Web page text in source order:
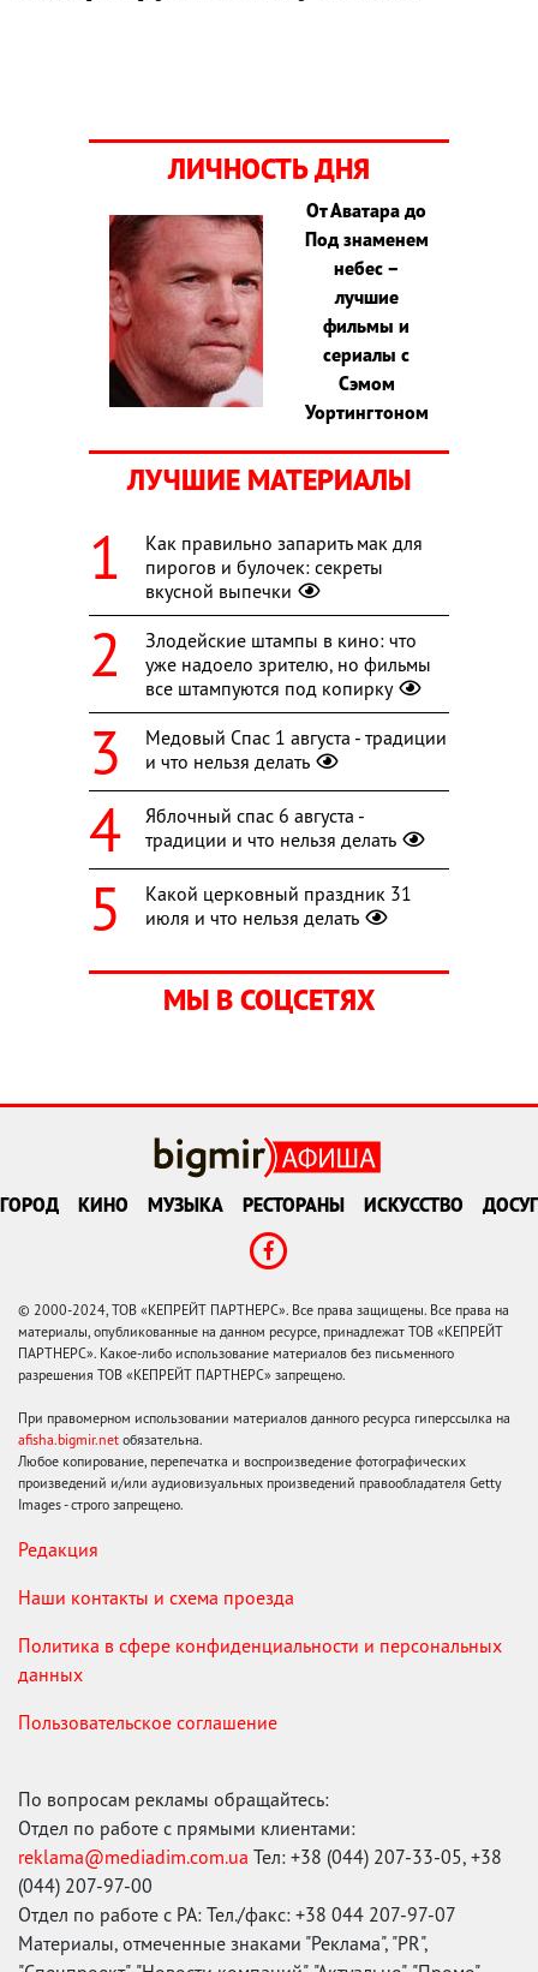
ЛИЧНОСТЬ ДНЯ
От Аватара до
Под знаменем
небес –
лучшие
фильмы и
сериалы с
Сэмом
Уортингтоном
ЛУЧШИЕ МАТЕРИАЛЫ
Как правильно запарить мак для
пирогов и булочек: секреты
вкусной выпечки
Злодейские штампы в кино: что
уже надоело зрителю, но фильмы
все штампуются под копирку
Медовый Спас 1 августа - традиции
и что нельзя делать
Яблочный спас 6 августа -
традиции и что нельзя делать
Какой церковный праздник 31
июля и что нельзя делать
МЫ В СОЦСЕТЯХ
ГОРОД КИНО МУЗЫКА РЕСТОРАНЫ ИСКУССТВО ДОСУГ
© 2000-2024, ТОВ «КЕПРЕЙТ ПАРТНЕРС». Все права защищены. Все права на
материалы, опубликованные на данном ресурсе, принадлежат ТОВ «КЕПРЕЙТ
ПАРТНЕРС». Какое-либо использование материалов без письменного
разрешения ТОВ «КЕПРЕЙТ ПАРТНЕРС» запрещено.
При правомерном использовании материалов данного ресурса гиперссылка на
afisha.bigmir.net обязательна.
Любое копирование, перепечатка и воспроизведение фотографических
произведений и/или аудиовизуальных произведений правообладателя Getty
Images - строго запрещено.
Редакция
Наши контакты и схема проезда
Политика в сфере конфиденциальности и персональных
данных
Пользовательское соглашение
По вопросам рекламы обращайтесь:
Отдел по работе с прямыми клиентами:
reklama@mediadim.com.ua Тел: +38 (044) 207-33-05, +38
(044) 207-97-00
Отдел по работе с РА: Тел./факс: +38 044 207-97-07
Материалы, отмеченные знаками "Реклама", "PR",